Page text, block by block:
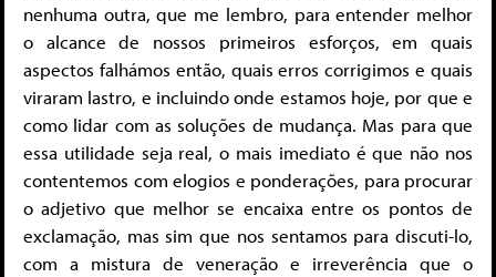
nenhuma outra, que me lembro, para entender melhor
o alcance de nossos primeiros esforços, em quais
aspectos falhámos então, quais erros corrigimos e quais
viraram lastro, e incluindo onde estamos hoje, por que e
como lidar com as soluções de mudança. Mas para que
essa utilidade seja real, o mais imediato é que não nos
contentemos com elogios e ponderações, para procurar
o adjetivo que melhor se encaixa entre os pontos de
exclamação, mas sim que nos sentamos para discuti-lo,
com a mistura de veneração e irreverência que o